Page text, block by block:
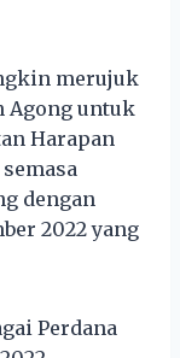
merujuk
Agong untuk
Harapan
dengan
2022 yang
Perdana